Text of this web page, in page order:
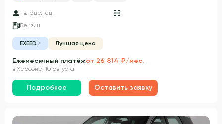
1 владелец
Бензин
EXEED Лучшая цена
Ежемесячный платёжот 26 814 ₽/мес.
в Херсоне, 10 августа
Подробнее Оставить заявку